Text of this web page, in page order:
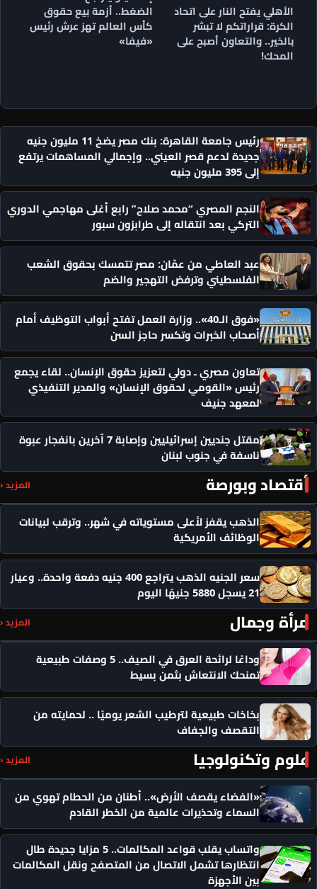
الأهلي يفتح النار على اتحاد
الكرة: قراراتكم لا تبشر
بالخير.. والتعاون أصبح على
المحك!
الضغط.. أزمة بيع حقوق
كأس العالم تهز عرش رئيس
«فيفا»
رئيس جامعة القاهرة: بنك مصر يضخ 11 مليون جنيه
جديدة لدعم قصر العيني.. وإجمالي المساهمات يرتفع
إلى 395 مليون جنيه
النجم المصري “محمد صلاح” رابع أغلى مهاجمي الدوري
التركي بعد انتقاله إلى طرابزون سبور
عبد العاطي من عمّان: مصر تتمسك بحقوق الشعب
الفلسطيني وترفض التهجير والضم
«فوق الـ40».. وزارة العمل تفتح أبواب التوظيف أمام
أصحاب الخبرات وتكسر حاجز السن
تعاون مصري ـ دولي لتعزيز حقوق الإنسان.. لقاء يجمع
رئيس «القومي لحقوق الإنسان» والمدير التنفيذي
لمعهد جنيف
مقتل جنديين إسرائيليين وإصابة 7 آخرين بانفجار عبوة
ناسفة في جنوب لبنان
أقتصاد وبورصة المزيد ‹
الذهب يقفز لأعلى مستوياته في شهر.. وترقب لبيانات
الوظائف الأمريكية
سعر الجنيه الذهب يتراجع 400 جنيه دفعة واحدة.. وعيار
21 يسجل 5880 جنيهًا اليوم
مرأة وجمال المزيد ‹
وداعًا لرائحة العرق في الصيف.. 5 وصفات طبيعية
تمنحك الانتعاش بثمن بسيط
بخاخات طبيعية لترطيب الشعر يوميًا .. لحمايته من
التقصف والجفاف
علوم وتكنولوجيا المزيد ‹
«الفضاء يقصف الأرض».. أطنان من الحطام تهوي من
السماء وتحذيرات عالمية من الخطر القادم
واتساب يقلب قواعد المكالمات.. 5 مزايا جديدة طال
انتظارها تشمل الاتصال من المتصفح ونقل المكالمات
بين الأجهزة